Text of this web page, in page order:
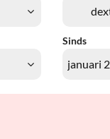
Sinds